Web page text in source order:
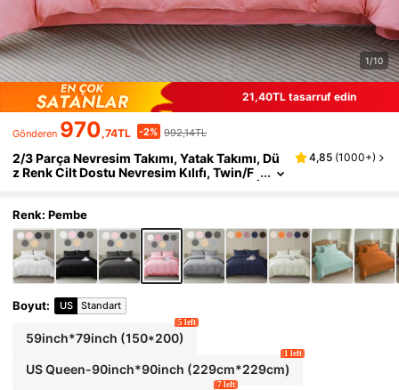
1/10
21,40TL tasarruf edin
Gönderen 970,74TL -2% 992,14TL
2/3 Parça Nevresim Takımı, Yatak Takımı, Dü
z Renk Cilt Dostu Nevresim Kılıfı, Twin/F
İçin İdeal, 1 Nevresim Kılıfı ve 1/2 Yastık Kılıfı
(Dolgu Dahil Değildir), Makinede Yıkanabilir
4,85 (1000+)
Renk: Pembe
Boyut: US Standart
59inch*79inch (150*200)
5 left
US Queen-90inch*90inch (229cm*229cm)
1 left
7 left